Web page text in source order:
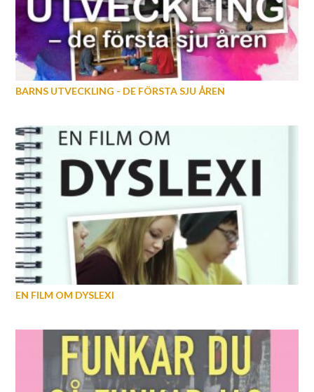
BARNS UTVECKLING - DE FÖRSTA SJU ÅREN
EN FILM OM DYSLEXI